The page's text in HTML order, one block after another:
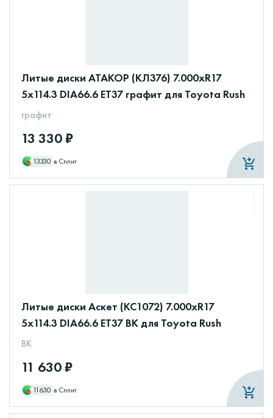
Литые диски АТАКОР (КЛ376) 7.000xR17
5x114.3 DIA66.6 ET37 графит для Toyota Rush
графит
13 330 ₽
13330 в Сплит
Литые диски Аскет (КС1072) 7.000xR17
5x114.3 DIA66.6 ET37 BK для Toyota Rush
BK
11 630 ₽
11630 в Сплит